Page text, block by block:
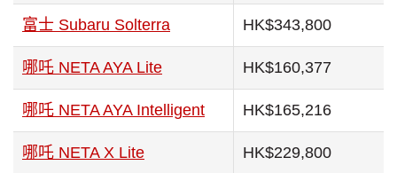
富士 Subaru Solterra HK$343,800
哪吒 NETA AYA Lite HK$160,377
哪吒 NETA AYA Intelligent HK$165,216
哪吒 NETA X Lite HK$229,800